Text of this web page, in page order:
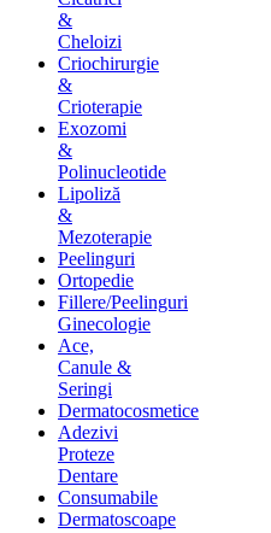
&
Cheloizi
Criochirurgie
&
Crioterapie
Exozomi
&
Polinucleotide
Lipoliză
&
Mezoterapie
Peelinguri
Ortopedie
Fillere/Peelinguri
Ginecologie
Ace,
Canule &
Seringi
Dermatocosmetice
Adezivi
Proteze
Dentare
Consumabile
Dermatoscoape